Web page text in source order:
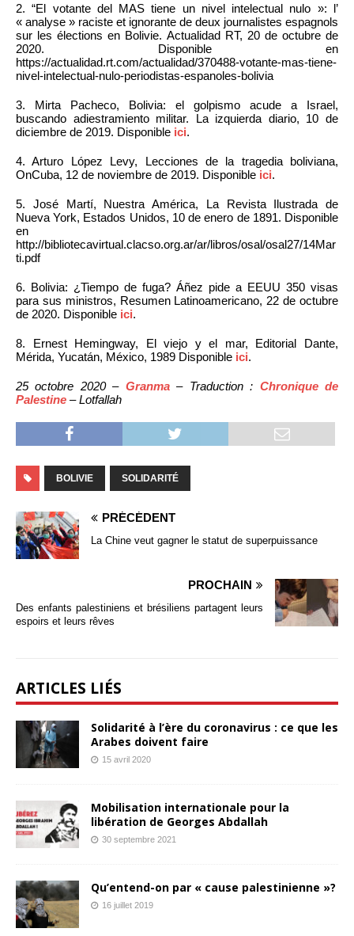
2. “El votante del MAS tiene un nivel intelectual nulo »: l’
« analyse » raciste et ignorante de deux journalistes espagnols
sur les élections en Bolivie. Actualidad RT, 20 de octubre de
2020. Disponible en
https://actualidad.rt.com/actualidad/370488-votante-mas-tiene-
nivel-intelectual-nulo-periodistas-espanoles-bolivia
3. Mirta Pacheco, Bolivia: el golpismo acude a Israel,
buscando adiestramiento militar. La izquierda diario, 10 de
diciembre de 2019. Disponible ici.
4. Arturo López Levy, Lecciones de la tragedia boliviana,
OnCuba, 12 de noviembre de 2019. Disponible ici.
5. José Martí, Nuestra América, La Revista Ilustrada de
Nueva York, Estados Unidos, 10 de enero de 1891. Disponible
en
http://bibliotecavirtual.clacso.org.ar/ar/libros/osal/osal27/14Mar
ti.pdf
6. Bolivia: ¿Tiempo de fuga? Áñez pide a EEUU 350 visas
para sus ministros, Resumen Latinoamericano, 22 de octubre
de 2020. Disponible ici.
8. Ernest Hemingway, El viejo y el mar, Editorial Dante,
Mérida, Yucatán, México, 1989 Disponible ici.
25 octobre 2020 – Granma– Traduction : Chronique de
Palestine – Lotfallah
BOLIVIE SOLIDARITÉ
PRÉCÉDENT
La Chine veut gagner le statut de superpuissance
PROCHAIN
Des enfants palestiniens et brésiliens partagent leurs
espoirs et leurs rêves
ARTICLES LIÉS
Solidarité à l’ère du coronavirus : ce que les
Arabes doivent faire
15 avril 2020
Mobilisation internationale pour la
libération de Georges Abdallah
30 septembre 2021
Qu’entend-on par « cause palestinienne »?
16 juillet 2019